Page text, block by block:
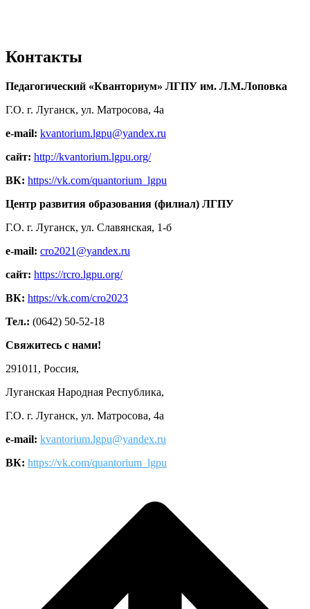
Контакты
Педагогический «Кванториум» ЛГПУ им. Л.М.Лоповка
Г.О. г. Луганск, ул. Матросова, 4а
e-mail: kvantorium.lgpu@yandex.ru
сайт: http://kvantorium.lgpu.org/
ВК: https://vk.com/quantorium_lgpu
Центр развития образования (филиал) ЛГПУ
Г.О. г. Луганск, ул. Славянская, 1-б
e-mail: cro2021@yandex.ru
сайт: https://rcro.lgpu.org/
ВК: https://vk.com/cro2023
Тел.: (0642) 50-52-18
Свяжитесь с нами!
291011, Россия,
Луганская Народная Республика,
Г.О. г. Луганск, ул. Матросова, 4а
e-mail: kvantorium.lgpu@yandex.ru
ВК: https://vk.com/quantorium_lgpu